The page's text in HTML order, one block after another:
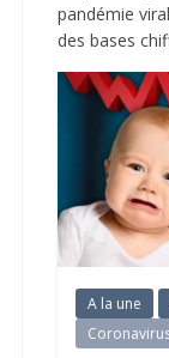
pandémie
des bases
A la une